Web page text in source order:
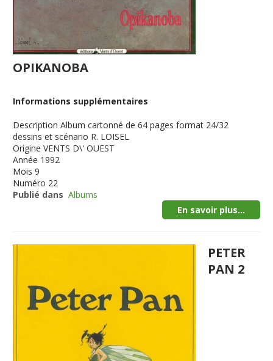
OPIKANOBA
Informations supplémentaires
Description Album cartonné de 64 pages format 24/32
dessins et scénario R. LOISEL
Origine VENTS D\' OUEST
Année 1992
Mois 9
Numéro 22
Publié dans Albums
En savoir plus...
PETER
PAN 2